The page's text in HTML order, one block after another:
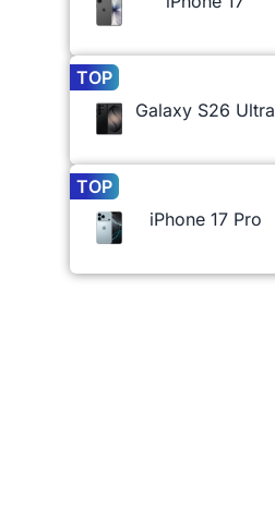
TOP
Galaxy S26 Ultra
TOP
iPhone 17 Pro